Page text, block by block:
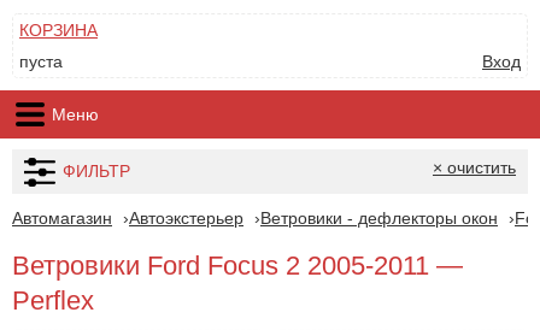
КОРЗИНА
пуста
Вход
Меню
ФИЛЬТР × очистить
Автомагазин Автоэкстерьер Ветровики - дефлекторы окон
Ветровики Ford Focus 2 2005-2011 —
Perflex